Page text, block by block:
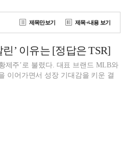
제목만보기 제목+내용 보기
린’ 이유는 [정답은 TSR]
제주’로 불렸다. 대표 브랜드 MLB와
이어가면서 성장 기대감을 키운 결